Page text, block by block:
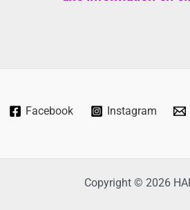
Facebook Instagram
Copyright © 2026